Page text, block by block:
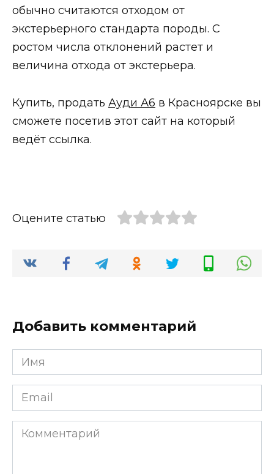
обычно считаются отходом от
экстерьерного стандарта породы. С
ростом числа отклонений растет и
величина отхода от экстерьера.
Купить, продать Ауди А6 в Красноярске вы
сможете посетив этот сайт на который
ведёт ссылка.
Оцените статью
Добавить комментарий
Имя
*
Email
*
Комментарий